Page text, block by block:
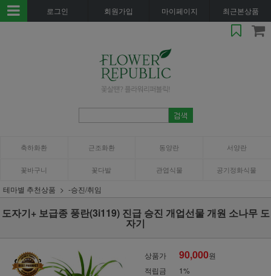
로그인 회원가입 마이페이지 최근본상품
축하화환 근조화환 동양란 서양란
꽃바구니 꽃다발 관엽식물 공기정화식물
테마별 추천상품 -승진/취임
도자기+ 보급종 풍란(3i119) 진급 승진 개업선물 개원 소나무 도
자기
상품가 90,000원
적립금
1%